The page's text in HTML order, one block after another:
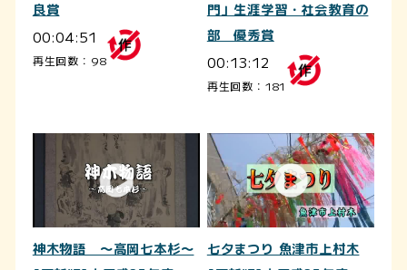
良賞
00:04:51
再生回数：98
門」生涯学習・社会教育の
部 優秀賞
00:13:12
再生回数：181
神木物語 ～高岡七本杉～
七夕まつり 魚津市上村木